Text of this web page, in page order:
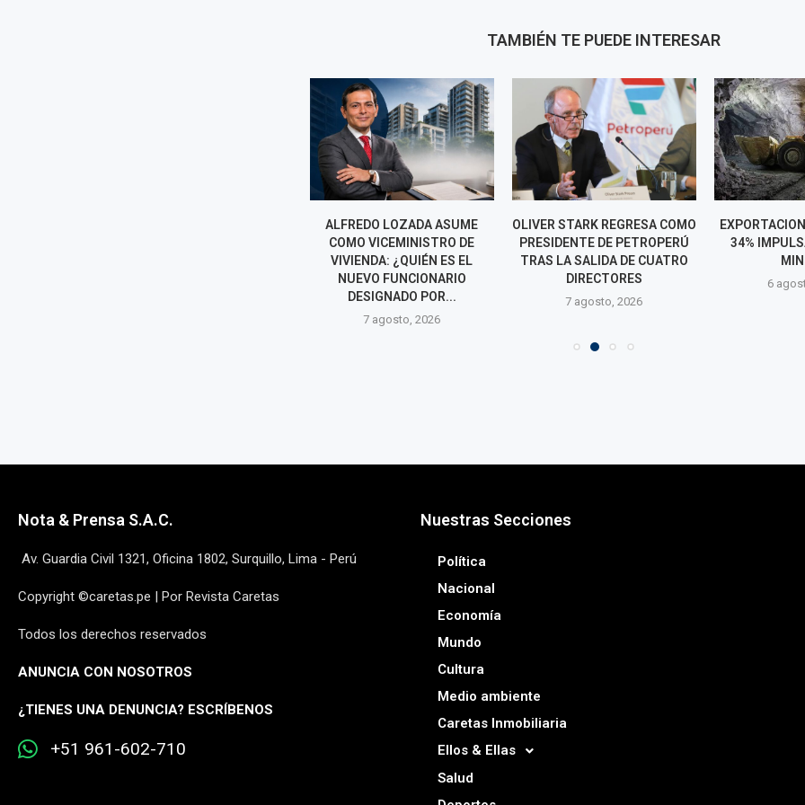
TAMBIÉN TE PUEDE INTERESAR
ALFREDO LOZADA ASUME
COMO VICEMINISTRO DE
VIVIENDA: ¿QUIÉN ES EL
NUEVO FUNCIONARIO
DESIGNADO POR...
7 agosto, 2026
OLIVER STARK REGRESA COMO
PRESIDENTE DE PETROPERÚ
TRAS LA SALIDA DE CUATRO
DIRECTORES
7 agosto, 2026
34%
6
Nota & Prensa S.A.C.
Av. Guardia Civil 1321, Oficina 1802, Surquillo, Lima - Perú
Copyright ©caretas.pe | Por Revista Caretas
Todos los derechos reservados
ANUNCIA CON NOSOTROS
¿TIENES UNA DENUNCIA? ESCRÍBENOS
+51 961-602-710
Nuestras Secciones
Política
Nacional
Economía
Mundo
Cultura
Medio ambiente
Caretas Inmobiliaria
Ellos & Ellas
Salud